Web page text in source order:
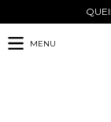
MENU